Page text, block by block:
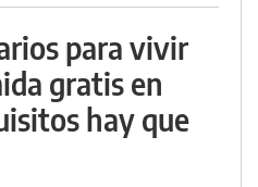
para vivir
gratis en
hay que